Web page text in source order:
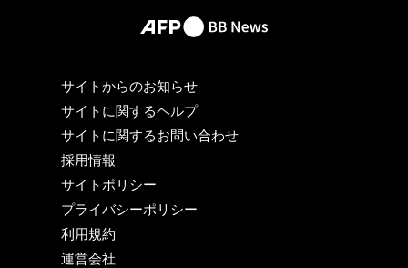
サイトからのお知らせ
サイトに関するヘルプ
サイトに関するお問い合わせ
採用情報
サイトポリシー
プライバシーポリシー
利用規約
運営会社